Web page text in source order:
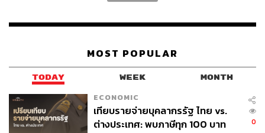
MOST POPULAR
TODAY WEEK MONTH
ECONOMIC
เทียบรายจ่ายบุคลากรรัฐ ไทย vs.
ต่างประเทศ: พบภาษีทุก 100 บาท
0